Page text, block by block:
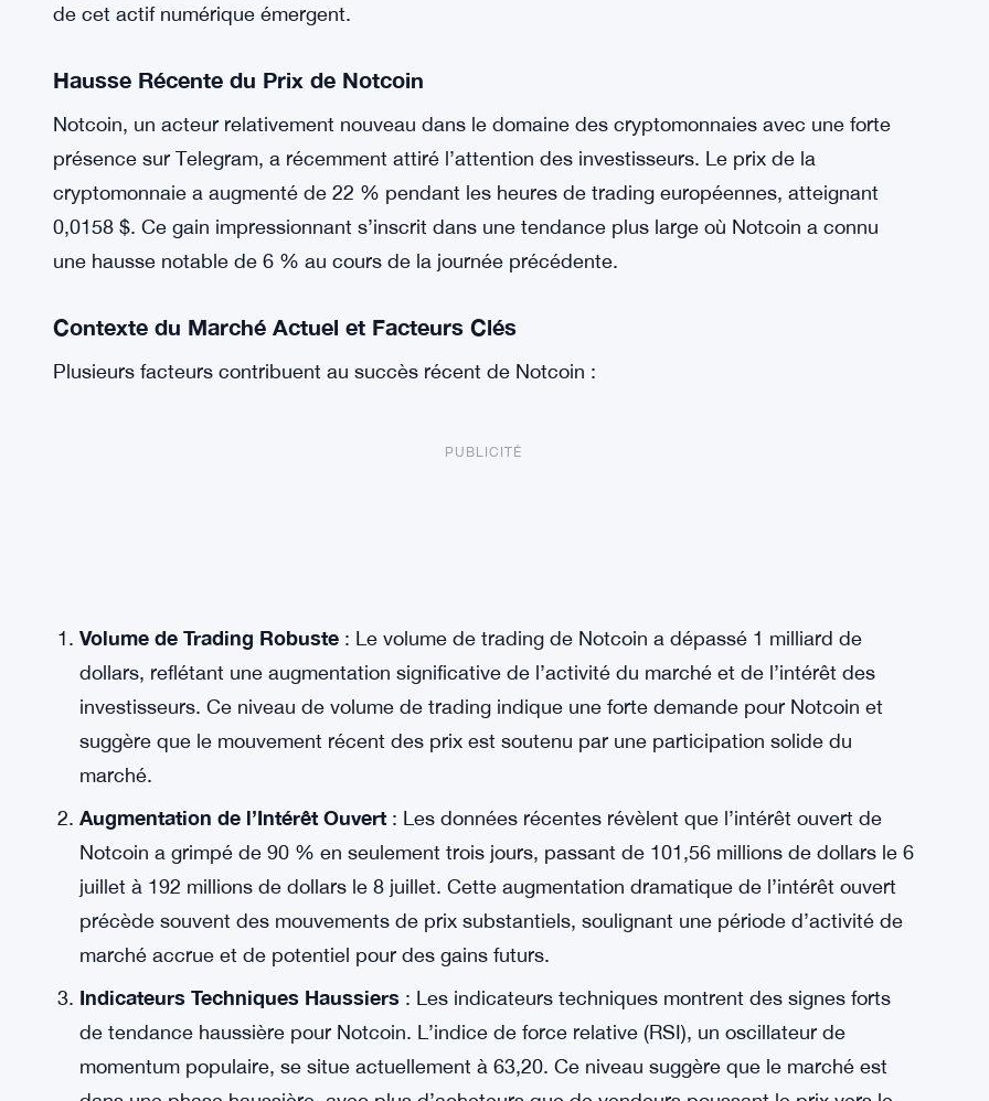
de cet actif numérique émergent.
Hausse Récente du Prix de Notcoin
Notcoin, un acteur relativement nouveau dans le domaine des cryptomonnaies avec une forte
présence sur Telegram, a récemment attiré l’attention des investisseurs. Le prix de la
cryptomonnaie a augmenté de 22 % pendant les heures de trading européennes, atteignant
0,0158 $. Ce gain impressionnant s’inscrit dans une tendance plus large où Notcoin a connu
une hausse notable de 6 % au cours de la journée précédente.
Contexte du Marché Actuel et Facteurs Clés
Plusieurs facteurs contribuent au succès récent de Notcoin :
PUBLICITÉ
Volume de Trading Robuste
: Le volume de trading de Notcoin a dépassé 1 milliard de
dollars, reflétant une augmentation significative de l’activité du marché et de l’intérêt des
investisseurs. Ce niveau de volume de trading indique une forte demande pour Notcoin et
suggère que le mouvement récent des prix est soutenu par une participation solide du
marché.
Augmentation de l’Intérêt Ouvert
: Les données récentes révèlent que l’intérêt ouvert de
Notcoin a grimpé de 90 % en seulement trois jours, passant de 101,56 millions de dollars le 6